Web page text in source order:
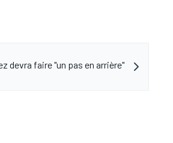
devra faire "un pas en arrière"